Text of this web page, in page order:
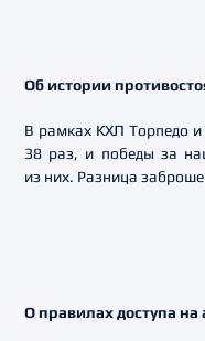
Об истории
В рамках КХЛ Торпедо и
38 раз, и победы за
из них. Разница
О правилах доступа на